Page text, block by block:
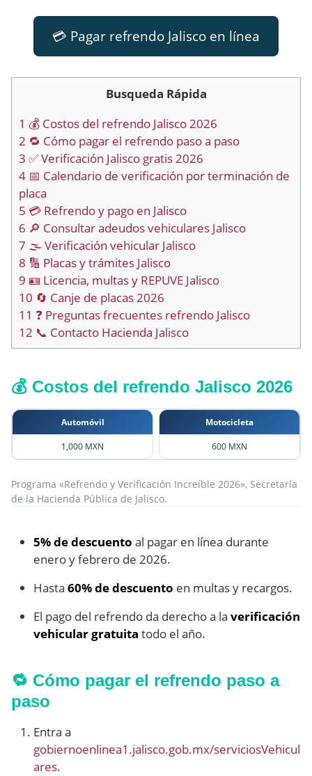
💳 Pagar refrendo Jalisco en línea
Busqueda Rápida
1 💰 Costos del refrendo Jalisco 2026
2 🔁 Cómo pagar el refrendo paso a paso
3 ✅ Verificación Jalisco gratis 2026
4 📅 Calendario de verificación por terminación de
placa
5 💳 Refrendo y pago en Jalisco
6 🔎 Consultar adeudos vehiculares Jalisco
7 🌫️ Verificación vehicular Jalisco
8 🔢 Placas y trámites Jalisco
9 🪪 Licencia, multas y REPUVE Jalisco
10 🔄 Canje de placas 2026
11 ❓ Preguntas frecuentes refrendo Jalisco
12 📞 Contacto Hacienda Jalisco
💰 Costos del refrendo Jalisco 2026
Automóvil
1,000 MXN
Motocicleta
600 MXN
Programa «Refrendo y Verificación Increíble 2026», Secretaría
de la Hacienda Pública de Jalisco.
5% de descuento al pagar en línea durante
enero y febrero de 2026.
Hasta 60% de descuento en multas y recargos.
El pago del refrendo da derecho a la verificación
vehicular gratuita todo el año.
🔁 Cómo pagar el refrendo paso a
paso
Entra a
gobiernoenlinea1.jalisco.gob.mx/serviciosVehicul
ares.